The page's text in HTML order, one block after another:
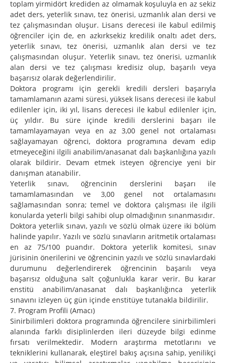
toplam yirmidört krediden az olmamak koşuluyla en az sekiz
adet ders, yeterlik sınavı, tez önerisi, uzmanlık alan dersi ve
tez çalışmasından oluşur. Lisans derecesi ile kabul edilmiş
öğrenciler için de, en azkırksekiz kredilik onaltı adet ders,
yeterlik sınavı, tez önerisi, uzmanlık alan dersi ve tez
çalışmasından oluşur. Yeterlik sınavı, tez önerisi, uzmanlık
alan dersi ve tez çalışması kredisiz olup, başarılı veya
başarısız olarak değerlendirilir.
Doktora programı için gerekli kredili dersleri başarıyla
tamamlamanın azami süresi, yüksek lisans derecesi ile kabul
edilenler için, iki yıl, lisans derecesi ile kabul edilenler için,
üç yıldır. Bu süre içinde kredili derslerini başarı ile
tamamlayamayan veya en az 3,00 genel not ortalaması
sağlayamayan öğrenci, doktora programına devam edip
etmeyeceğini ilgili anabilim/anasanat dalı başkanlığına yazılı
olarak bildirir. Devam etmek isteyen öğrenciye yeni bir
danışman atanabilir.
Yeterlik sınavı, öğrencinin derslerini başarı ile
tamamlamasından ve 3,00 genel not ortalamasını
sağlamasından sonra; temel ve doktora çalışması ile ilgili
konularda yeterli bilgi sahibi olup olmadığının sınanmasıdır.
Doktora yeterlik sınavı, yazılı ve sözlü olmak üzere iki bölüm
halinde yapılır. Yazılı ve sözlü sınavların aritmetik ortalaması
en az 75/100 puandır. Doktora yeterlik komitesi, sınav
jürisinin önerilerini ve öğrencinin yazılı ve sözlü sınavlardaki
durumunu değerlendirerek öğrencinin başarılı veya
başarısız olduğuna salt çoğunlukla karar verir. Bu karar
enstitü anabilim/anasanat dalı başkanlığınca yeterlik
sınavını izleyen üç gün içinde enstitüye tutanakla bildirilir.
7. Program Profili (Amacı)
Sinirbilimleri doktora programında öğrencilere sinirbilimleri
alanında farklı disiplinlerden ileri düzeyde bilgi edinme
fırsatı verilmektedir. Modern araştırma metotlarını ve
tekniklerini kullanarak, eleştirel bakış açısına sahip, yenilikçi